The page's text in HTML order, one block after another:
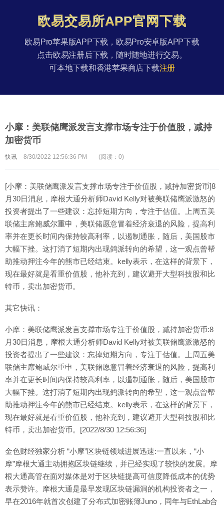
欧易交易所APP官网下载
欧易Pro苹果版APP下载，欧易Pro安卓版APP下载
点击欧易注册后下载，随时随地进行交易。
可本地下载和香港苹果商店下载注册
小摩：美联储鹰派发言支撑市场专注于价值股，减持
加密货币
快讯 8/30/2022 12:56:36 PM (阅读：0)
[小摩：美联储鹰派发言支撑市场专注于价值股，减持加密货币]8
月30日消息，摩根大通分析师David Kelly对被美联储鹰派激怒的
投资者提出了一些建议：忘掉短期方向，专注于估值。上周五美
联储主席鲍威尔重申，美联储愿意冒着经济衰退的风险，提高利
率并在更长时间内保持较高利率，以遏制通胀，随后，美国股市
大幅下挫。这打消了短期内出现鸽派转向的希望，这一观点曾帮
助推动押注今年的熊市已经结束。kelly表示，在这样的背景下，
现在最好就是看重价值股，他补充到，建议避开大型科技股和比
特币，卖出加密货币。
其它快讯：
小摩：美联储鹰派发言支撑市场专注于价值股，减持加密货币:8
月30日消息，摩根大通分析师David Kelly对被美联储鹰派激怒的
投资者提出了一些建议：忘掉短期方向，专注于估值。上周五美
联储主席鲍威尔重申，美联储愿意冒着经济衰退的风险，提高利
率并在更长时间内保持较高利率，以遏制通胀，随后，美国股市
大幅下挫。这打消了短期内出现鸽派转向的希望，这一观点曾帮
助推动押注今年的熊市已经结束。kelly表示，在这样的背景下，
现在最好就是看重价值股，他补充到，建议避开大型科技股和比
特币，卖出加密货币。[2022/8/30 12:56:36]
金色财经独家分析 “小摩”区块链领域进展迅速:一直以来，“小
摩”摩根大通主动拥抱区块链继续，并已经实现了较快的发展。摩
根大通高管在面对媒体是对于区块链提高可信度降低成本的优势
表示赞许。摩根大通是最早发现区块链漏洞的机构投资者之一，
早在2016年就首次创建了分布式加密账簿Juno，同年与EthLab合